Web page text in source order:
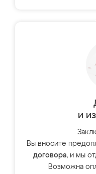
и
Вы вносите
договора, и мы
Возможна